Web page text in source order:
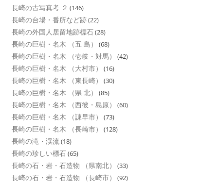
長崎の古写真考 ２ (146)
長崎の台場・番所など跡(22)
長崎の外国人居留地跡標石(28)
長崎の巨樹・名木 （五 島） (68)
長崎の巨樹・名木 （壱岐・対馬） (42)
長崎の巨樹・名木 （大村市） (16)
長崎の巨樹・名木 （東長崎） (30)
長崎の巨樹・名木 （県 北） (85)
長崎の巨樹・名木 （西彼・島原） (60)
長崎の巨樹・名木 （諌早市） (73)
長崎の巨樹・名木 （長崎市） (128)
長崎の滝・渓流(18)
長崎の珍しい標石(65)
長崎の石・岩・石造物 （県南北） (33)
長崎の石・岩・石造物 （長崎市） (92)